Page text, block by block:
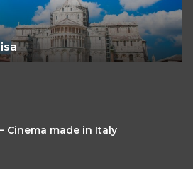
Cinema made in Italy